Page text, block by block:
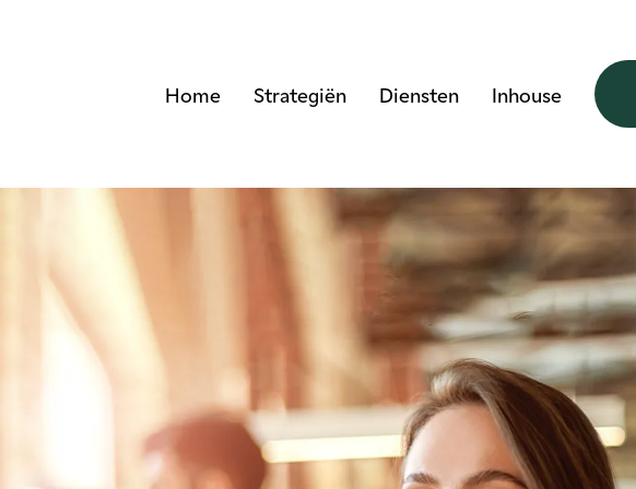
Home Strategiën Diensten Inhouse